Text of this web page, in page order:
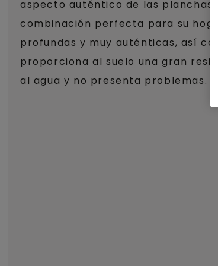
aspecto auténtico de las planchas.
combinación perfecta para su
profundas y muy auténticas, así
proporciona al suelo una gran
al agua y no presenta problemas.